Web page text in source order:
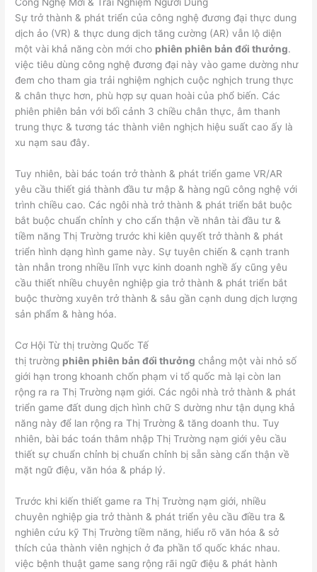
Công Nghệ Mới & Trải Nghiệm Người Dùng
Sự trở thành & phát triển của công nghệ đương đại thực dung
dịch ảo (VR) & thực dung dịch tăng cường (AR) vẫn lộ diện
một vài khả năng còn mới cho phiên phiên bản đổi thưởng.
việc tiêu dùng công nghệ đương đại này vào game dường như
đem cho tham gia trải nghiệm nghịch cuộc nghịch trung thực
& chân thực hơn, phù hợp sự quan hoài của phổ biến. Các
phiên phiên bản với bối cảnh 3 chiều chân thực, âm thanh
trung thực & tương tác thành viên nghịch hiệu suất cao ấy là
xu nạm sau đây.
Tuy nhiên, bài bác toán trở thành & phát triển game VR/AR
yêu cầu thiết giá thành đầu tư mập & hàng ngũ công nghệ với
trình chiều cao. Các ngôi nhà trở thành & phát triển bắt buộc
bắt buộc chuẩn chỉnh y cho cẩn thận về nhân tài đầu tư &
tiềm năng Thị Trường trước khi kiên quyết trở thành & phát
triển hình dạng hình game này. Sự tuyên chiến & cạnh tranh
tàn nhẫn trong nhiều lĩnh vực kinh doanh nghề ấy cũng yêu
cầu thiết nhiều chuyên nghiệp gia trở thành & phát triển bắt
buộc thường xuyên trở thành & sâu gần cạnh dung dịch lượng
sản phẩm & hàng hóa.
Cơ Hội Từ thị trường Quốc Tế
thị trường phiên phiên bản đổi thưởng chẳng một vài nhỏ số
giới hạn trong khoanh chốn phạm vi tổ quốc mà lại còn lan
rộng ra ra Thị Trường nạm giới. Các ngôi nhà trở thành & phát
triển game đất dung dịch hình chữ S dường như tận dụng khả
năng này để lan rộng ra Thị Trường & tăng doanh thu. Tuy
nhiên, bài bác toán thâm nhập Thị Trường nạm giới yêu cầu
thiết sự chuẩn chỉnh bị chuẩn chỉnh bị sẵn sàng cẩn thận về
mặt ngữ điệu, văn hóa & pháp lý.
Trước khi kiến thiết game ra Thị Trường nạm giới, nhiều
chuyên nghiệp gia trở thành & phát triển yêu cầu điều tra &
nghiên cứu kỹ Thị Trường tiềm năng, hiểu rõ văn hóa & sở
thích của thành viên nghịch ở đa phần tổ quốc khác nhau.
việc bệnh thuật game sang rộng rãi ngữ điệu & phát hành